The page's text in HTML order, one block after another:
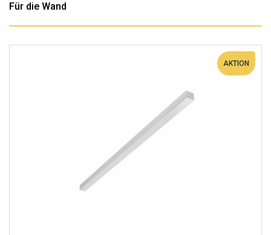
Für die Wand
AKTION